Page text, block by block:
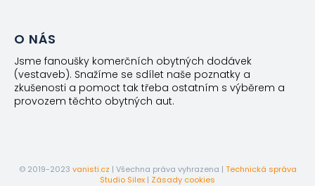
O NÁS
Jsme fanoušky komerčních obytných dodávek
(vestaveb). Snažíme se sdílet naše poznatky a
zkušenosti a pomoct tak třeba ostatním s výběrem a
provozem těchto obytných aut.
© 2019-2023 vanisti.cz | Všechna práva vyhrazena | Technická správa
Studio Silex | Zásady cookies